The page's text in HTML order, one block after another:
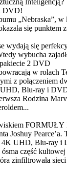
Inteligencją?
DVD!
„Nebraska”,
się
się
wybucha
2 DVD
w rolach
z połączeniem
UHD, Blu-ray i
Rodzina
Joshuy Pearce’a.
4K UHD, Blu-ray i
część
zinfiltrowała